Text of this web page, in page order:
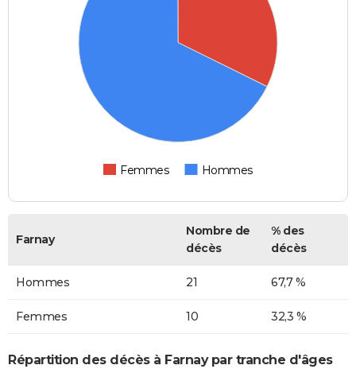
Femmes Hommes
Farnay
Nombre de
décès
% des
décès
Hommes 21 67,7 %
Femmes 10 32,3 %
Répartition des décès à Farnay par tranche d'âges